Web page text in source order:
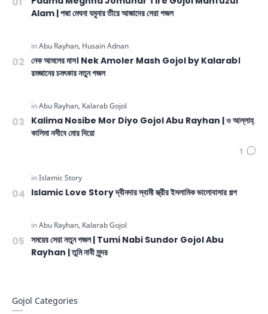
Alam | পদ্মা মেঘনা যমুনার তীরে আজাদের সেরা গজল
নেক আমলের মাস। Nek Amoler Mash Gojol by Kalarab।
রমজানের চমৎকার নতুন গজল
Kalima Nosibe Mor Diyo Gojol Abu Rayhan | ও আল্লাহ্‌
কালিমা নসীবে মোর দিয়ো
Islamic Love Story দ্বীনদার স্বামী স্ত্রীর ইসলামিক ভালোবাসার গল্প
সময়ের সেরা নতুন গজল | Tumi Nabi Sundor Gojol Abu
Rayhan | তুমি নাবী সুন্দর
Gojol Categories